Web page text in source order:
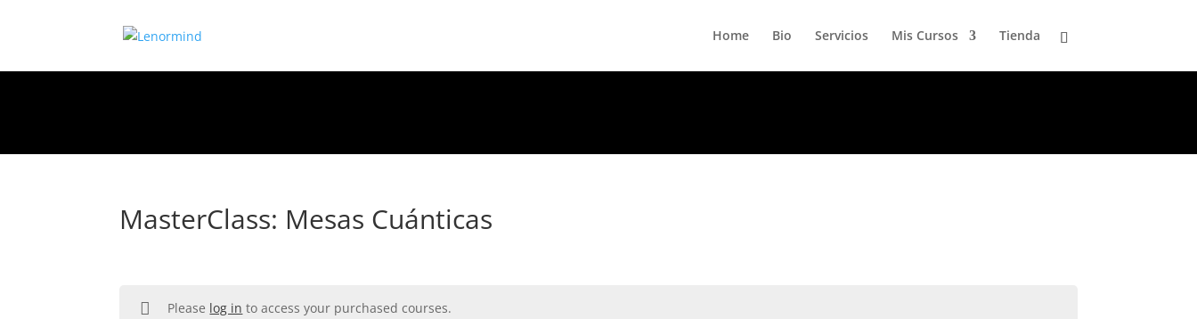
There are no published lessons in this course yet. Home Bio Servicios Mis Cursos Tienda
MasterClass: Mesas Cuánticas
Please log in to access your purchased courses.